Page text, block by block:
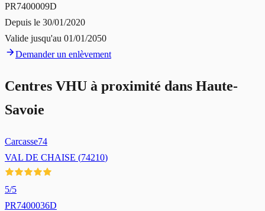
PR7400009D
Depuis le 30/01/2020
Valide jusqu'au 01/01/2050
Demander un enlèvement
Centres VHU à proximité dans Haute-
Savoie
Carcasse74
VAL DE CHAISE (74210)
5/5
PR7400036D